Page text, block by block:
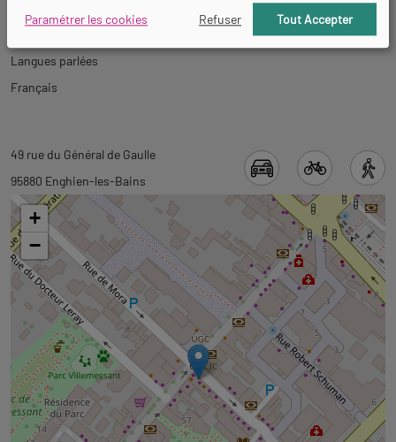
Visites
Langues parlées
Français
l'onglet
informations
Revenir
à
l'onglet
carte
49 rue du Général de Gaulle
95880 Enghien-les-Bains
+
−
Paramétrer les cookies
Refuser Tout Accepter